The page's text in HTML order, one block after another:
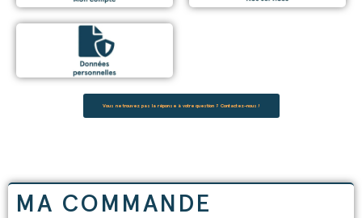
Vous ne trouvez pas la réponse à votre question ? Contactez-nous !
MA COMMANDE